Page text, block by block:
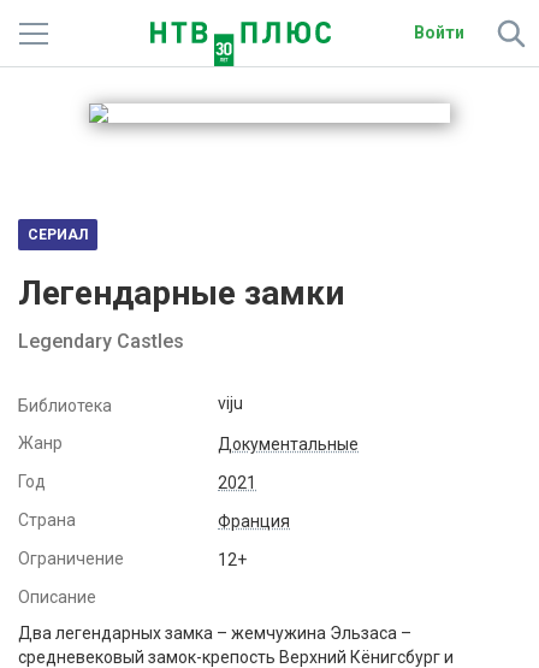
Войти
Телеканалы
О сайте
Активировать промокод
СЕРИАЛ
Легендарные замки
Legendary Castles
Библиотека viju
Жанр
Документальные
Год
2021
Страна
Франция
Ограничение
12+
Описание
Два легендарных замка – жемчужина Эльзаса –
средневековый замок-крепость Верхний Кёнигсбург и